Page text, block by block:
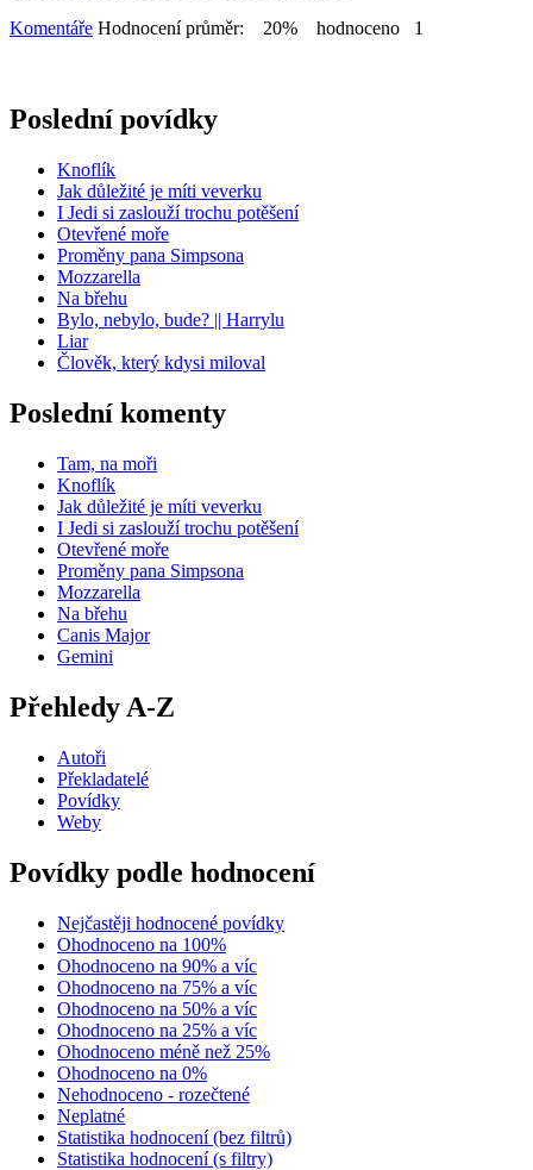
Komentáře Hodnocení průměr: 20% hodnoceno 1
Poslední povídky
Knoflík
Jak důležité je míti veverku
I Jedi si zaslouží trochu potěšení
Otevřené moře
Proměny pana Simpsona
Mozzarella
Na břehu
Bylo, nebylo, bude? || Harrylu
Liar
Člověk, který kdysi miloval
Poslední komenty
Tam, na moři
Knoflík
Jak důležité je míti veverku
I Jedi si zaslouží trochu potěšení
Otevřené moře
Proměny pana Simpsona
Mozzarella
Na břehu
Canis Major
Gemini
Přehledy A-Z
Autoři
Překladatelé
Povídky
Weby
Povídky podle hodnocení
Nejčastěji hodnocené povídky
Ohodnoceno na 100%
Ohodnoceno na 90% a víc
Ohodnoceno na 75% a víc
Ohodnoceno na 50% a víc
Ohodnoceno na 25% a víc
Ohodnoceno méně než 25%
Ohodnoceno na 0%
Nehodnoceno - rozečtené
Neplatné
Statistika hodnocení (bez filtrů)
Statistika hodnocení (s filtry)